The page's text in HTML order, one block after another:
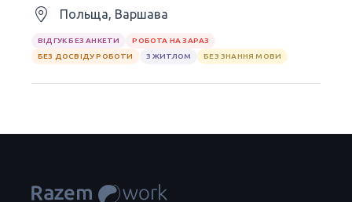
Польща, Варшава
ВІДГУК БЕЗ АНКЕТИ
РОБОТА НА ЗАРАЗ
БЕЗ ДОСВІДУ РОБОТИ
З ЖИТЛОМ БЕЗ ЗНАННЯ МОВИ